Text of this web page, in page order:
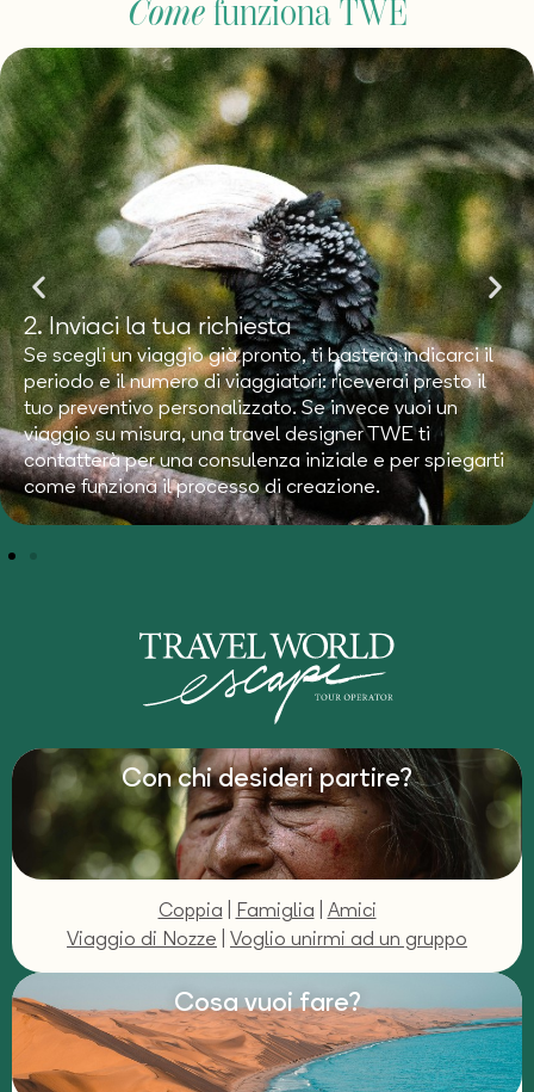
Comefunziona TWE
2. Inviaci la tuarichiesta
Se scegli un viaggio già pronto, ti basterà indicarci il
periodo e il numero di viaggiatori: riceverai presto il
tuo preventivo personalizzato. Se invece vuoi un
viaggio su misura, una travel designer TWE ti
contatterà per una consulenza iniziale e per spiegarti
come funziona il processo di creazione.
Con chi desideri partire?
Coppia Famiglia
Amici
Viaggio di Nozze
Voglio unirmi ad un gruppo
Cosa vuoi fare?